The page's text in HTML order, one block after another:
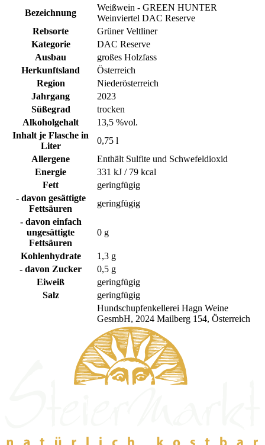
Bezeichnung
Weißwein - GREEN HUNTER
Weinviertel DAC Reserve
Rebsorte
Grüner Veltliner
Kategorie
DAC Reserve
Ausbau
großes Holzfass
Herkunftsland
Österreich
Region
Niederösterreich
Jahrgang
2023
Süßegrad
trocken
Alkoholgehalt
13,5 %vol.
Inhalt je Flasche in
Liter
0,75 l
Allergene
Enthält Sulfite und Schwefeldioxid
Energie
331 kJ / 79 kcal
Fett
geringfügig
- davon gesättigte
Fettsäuren
geringfügig
- davon einfach
ungesättigte
Fettsäuren
0 g
Kohlenhydrate
1,3 g
- davon Zucker
0,5 g
Eiweiß
geringfügig
Salz
geringfügig
Hundschupfenkellerei Hagn Weine
GesmbH, 2024 Mailberg 154, Österreich